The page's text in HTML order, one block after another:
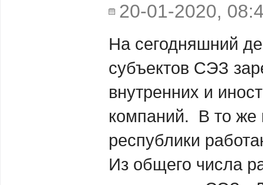
20-01-2020,
На сегодняшний
субъектов СЭЗ
внутренних и
компаний. В то
республики
Из общего числа